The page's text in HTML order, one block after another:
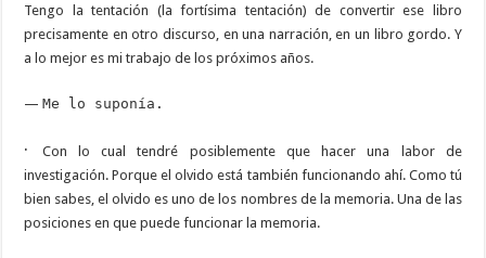
Tengo la tentación (la fortísima tentación) de convertir ese libro
precisamente en otro discurso, en una narración, en un libro gordo. Y
a lo mejor es mi trabajo de los próximos años.
—Me lo suponía.
·
Con lo cual tendré posiblemente que hacer una labor de
investigación. Porque el olvido está también funcionando ahí. Como tú
bien sabes, el olvido es uno de los nombres de la memoria. Una de las
posiciones en que puede funcionar la memoria.